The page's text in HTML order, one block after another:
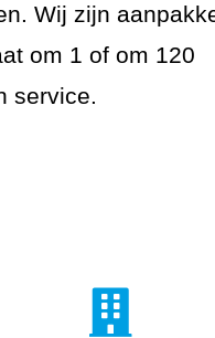
Wij zijn
om 1 of om 120
service.
